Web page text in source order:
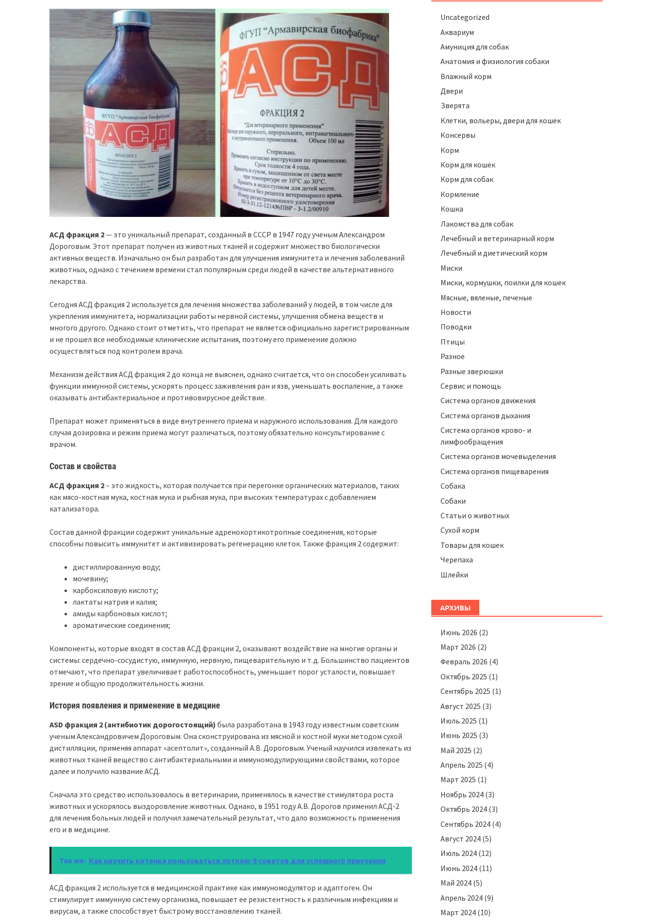
АСД фракция 2— это уникальный препарат, созданный в СССР в 1947 году ученым Александром
Дороговым. Этот препарат получен из животных тканей и содержит множество биологически
активных веществ. Изначально он был разработан для улучшения иммунитета и лечения заболеваний
животных, однако с течением времени стал популярным среди людей в качестве альтернативного
лекарства.
Сегодня АСД фракция 2 используется для лечения множества заболеваний у людей, в том числе для
укрепления иммунитета, нормализации работы нервной системы, улучшения обмена веществ и
многого другого. Однако стоит отметить, что препарат не является официально зарегистрированным
и не прошел все необходимые клинические испытания, поэтому его применение должно
осуществляться под контролем врача.
Механизм действия АСД фракция 2 до конца не выяснен, однако считается, что он способен усиливать
функции иммунной системы, ускорять процесс заживления ран и язв, уменьшать воспаление, а также
оказывать антибактериальное и противовирусное действие.
Препарат может применяться в виде внутреннего приема и наружного использования. Для каждого
случая дозировка и режим приема могут различаться, поэтому обязательно консультирование с
врачом.
Состав и свойства
АСД фракция 2– это жидкость, которая получается при перегонке органических материалов, таких
как мясо-костная мука, костная мука и рыбная мука, при высоких температурах с добавлением
катализатора.
Состав данной фракции содержит уникальные адренокортикотропные соединения, которые
способны повысить иммунитет и активизировать регенерацию клеток. Также фракция 2 содержит:
дистиллированную воду;
мочевину;
карбоксиловую кислоту;
лактаты натрия и калия;
амиды карбоновых кислот;
ароматические соединения;
Компоненты, которые входят в состав АСД фракции 2, оказывают воздействие на многие органы и
системы: сердечно-сосудистую, иммунную, нервную, пищеварительную и т.д. Большинство пациентов
отмечают, что препарат увеличивает работоспособность, уменьшает порог усталости, повышает
зрение и общую продолжительность жизни.
История появления и применение в медицине
ASD фракция 2 (антибиотик дорогостоящий) была разработана в 1943 году известным советским
ученым Александровичем Дороговым. Она сконструирована из мясной и костной муки методом сухой
дистилляции, применяя аппарат «асептолит», созданный А.В. Дороговым. Ученый научился извлекать из
животных тканей вещество с антибактериальными и иммуномодулирующими свойствами, которое
далее и получило название АСД.
Сначала это средство использовалось в ветеринарии, применялось в качестве стимулятора роста
животных и ускорялось выздоровление животных. Однако, в 1951 году А.В. Дорогов применил АСД-2
для лечения больных людей и получил замечательный результат, что дало возможность применения
его и в медицине.
Так же: Как научить котенка пользоваться лотком: 8 советов для успешного приучения
АСД фракция 2 используется в медицинской практике как иммуномодулятор и адаптоген. Он
стимулирует иммунную систему организма, повышает ее резистентность к различным инфекциям и
вирусам, а также способствует быстрому восстановлению тканей.
Uncategorized
Аквариум
Амуниция для собак
Анатомия и физиология собаки
Влажный корм
Двери
Зверята
Клетки, вольеры, двери для кошек
Консервы
Корм
Корм для кошек
Корм для собак
Кормление
Кошка
Лакомства для собак
Лечебный и ветеринарный корм
Лечебный и диетический корм
Миски
Миски, кормушки, поилки для кошек
Мясные, вяленые, печеные
Новости
Поводки
Птицы
Разное
Разные зверюшки
Сервис и помощь
Система органов движения
Система органов дыхания
Система органов крово- и
лимфообращения
Система органов мочевыделения
Система органов пищеварения
Собака
Собаки
Статьи о животных
Сухой корм
Товары для кошек
Черепаха
Шлейки
АРХИВЫ
Июнь 2026 (2)
Март 2026 (2)
Февраль 2026 (4)
Октябрь 2025 (1)
Сентябрь 2025 (1)
Август 2025 (3)
Июль 2025 (1)
Июнь 2025 (3)
Май 2025 (2)
Апрель 2025 (4)
Март 2025 (1)
Ноябрь 2024(3)
Октябрь 2024(3)
Сентябрь 2024(4)
Август 2024(5)
Июль 2024(12)
Июнь 2024(11)
Май 2024(5)
Апрель 2024(9)
Март 2024(10)